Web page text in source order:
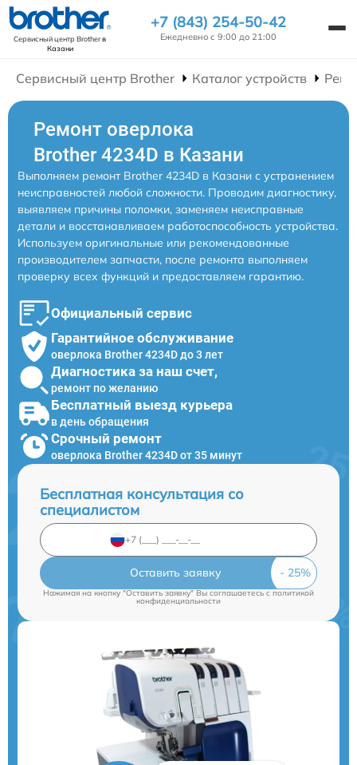
Сервисный центр Brotherв
Казани
+7 (843) 254-50-42
Ежедневно с 9:00 до 21:00
Сервисный центр Brother Каталог устройств
Ремонт оверлока
Brother 4234D в Казани
Выполняем ремонт Brother 4234D в Казани с устранением
неисправностей любой сложности. Проводим диагностику,
выявляем причины поломки, заменяем неисправные
детали и восстанавливаем работоспособность устройства.
Используем оригинальные или рекомендованные
производителем запчасти, после ремонта выполняем
проверку всех функций и предоставляем гарантию.
Официальный сервис
Гарантийное обслуживание
оверлока Brother 4234D до 3 лет
Диагностика за наш счет,
ремонт по желанию
Бесплатный выезд курьера
в день обращения
Срочный ремонт
оверлока Brother 4234D от 35 минут
Бесплатная консультация со
специалистом
Оставить заявку
Нажимая на кнопку "Оставить заявку" Вы соглашаетесь cполитикой
конфиденциальности